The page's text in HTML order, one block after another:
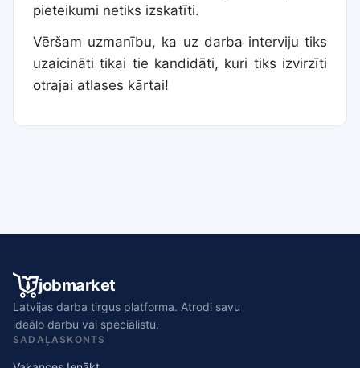
pieteikumi netiks izskatīti.
Vēršam uzmanību, ka uz darba interviju tiks
uzaicināti tikai tie kandidāti, kuri tiks izvirzīti
otrajai atlases kārtai!
jobmarket
Latvijas darba tirgus platforma. Atrodi savu
ideālo darbu vai speciālistu.
SADAĻAS KONTS